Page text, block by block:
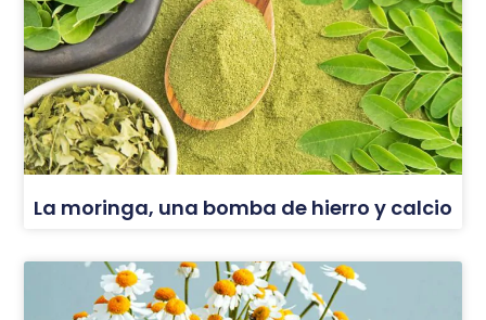
La moringa, una bomba de hierro y calcio